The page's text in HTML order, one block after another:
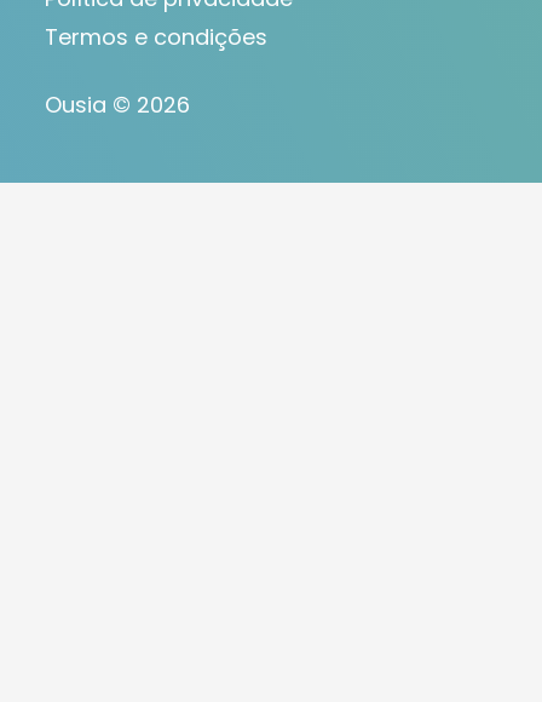
Ousia © 2026
Termos e condições